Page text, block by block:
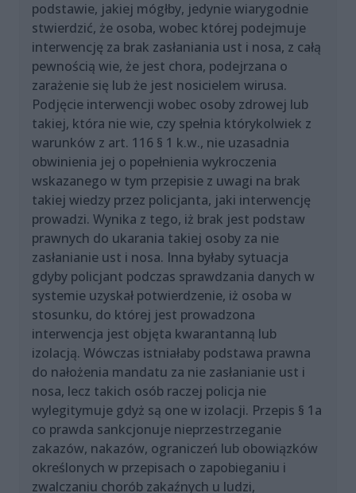
podstawie, jakiej mógłby, jedynie wiarygodnie
stwierdzić, że osoba, wobec której podejmuje
interwencję za brak zasłaniania ust i nosa, z całą
pewnością wie, że jest chora, podejrzana o
zarażenie się lub że jest nosicielem wirusa.
Podjęcie interwencji wobec osoby zdrowej lub
takiej, która nie wie, czy spełnia którykolwiek z
warunków z art. 116 § 1 k.w., nie uzasadnia
obwinienia jej o popełnienia wykroczenia
wskazanego w tym przepisie z uwagi na brak
takiej wiedzy przez policjanta, jaki interwencję
prowadzi. Wynika z tego, iż brak jest podstaw
prawnych do ukarania takiej osoby za nie
zasłanianie ust i nosa. Inna byłaby sytuacja
gdyby policjant podczas sprawdzania danych w
systemie uzyskał potwierdzenie, iż osoba w
stosunku, do której jest prowadzona
interwencja jest objęta kwarantanną lub
izolacją. Wówczas istniałaby podstawa prawna
do nałożenia mandatu za nie zasłanianie ust i
nosa, lecz takich osób raczej policja nie
wylegitymuje gdyż są one w izolacji. Przepis § 1a
co prawda sankcjonuje nieprzestrzeganie
zakazów, nakazów, ograniczeń lub obowiązków
określonych w przepisach o zapobieganiu i
zwalczaniu chorób zakaźnych u ludzi,